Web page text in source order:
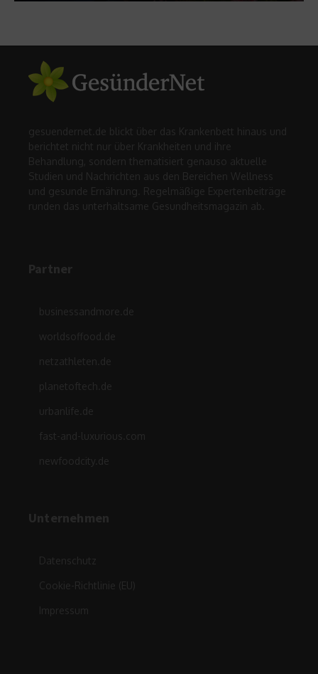
gesuendernet.de blickt über das Krankenbett hinaus und
berichtet nicht nur über Krankheiten und ihre
Behandlung, sondern thematisiert genauso aktuelle
Studien und Nachrichten aus den Bereichen Wellness
und gesunde Ernährung. Regelmäßige Expertenbeiträge
runden das unterhaltsame Gesundheitsmagazin ab.
Partner
businessandmore.de
worldsoffood.de
netzathleten.de
planetoftech.de
urbanlife.de
fast-and-luxurious.com
newfoodcity.de
Unternehmen
Datenschutz
Cookie-Richtlinie (EU)
Impressum